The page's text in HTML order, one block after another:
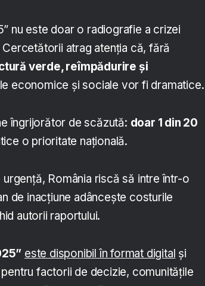
nu este doar o radiografie a crizei
atrag atenția că, fără
verde, reîmpădurire și
economice și sociale vor fi dramatice.
îngrijorător de scăzută: doar 1 din 20
o prioritate națională.
România riscă să intre într-o
de inacțiune adâncește costurile
autorii raportului.
este disponibil în format digital și
factorii de decizie, comunitățile